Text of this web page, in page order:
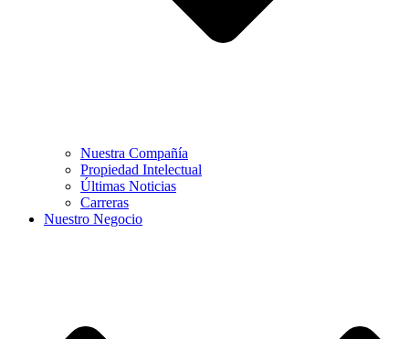
Nuestra Compañía
Propiedad Intelectual
Últimas Noticias
Carreras
Nuestro Negocio